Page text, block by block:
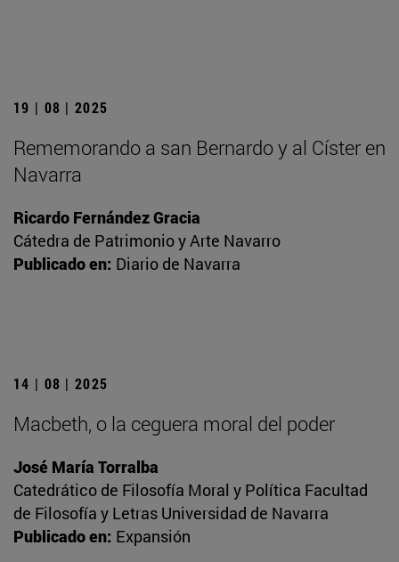
19 | 08 | 2025
Rememorando a san Bernardo y al Císter en
Navarra
Ricardo Fernández Gracia
Cátedra de Patrimonio y Arte Navarro
Publicado en: Diario de Navarra
14 | 08 | 2025
Macbeth, o la ceguera moral del poder
José María Torralba
Catedrático de Filosofía Moral y Política Facultad
de Filosofía y Letras Universidad de Navarra
Publicado en: Expansión